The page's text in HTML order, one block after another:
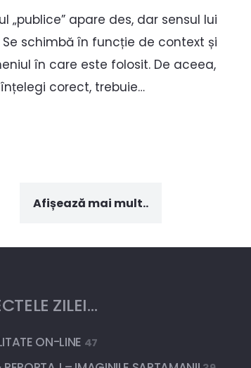
„publice” apare des, dar sensul lui
Se schimbă în funcție de context și
în care este folosit. De aceea,
corect, trebuie…
Afișează mai mult..
ZILEI…
ON-LINE 47